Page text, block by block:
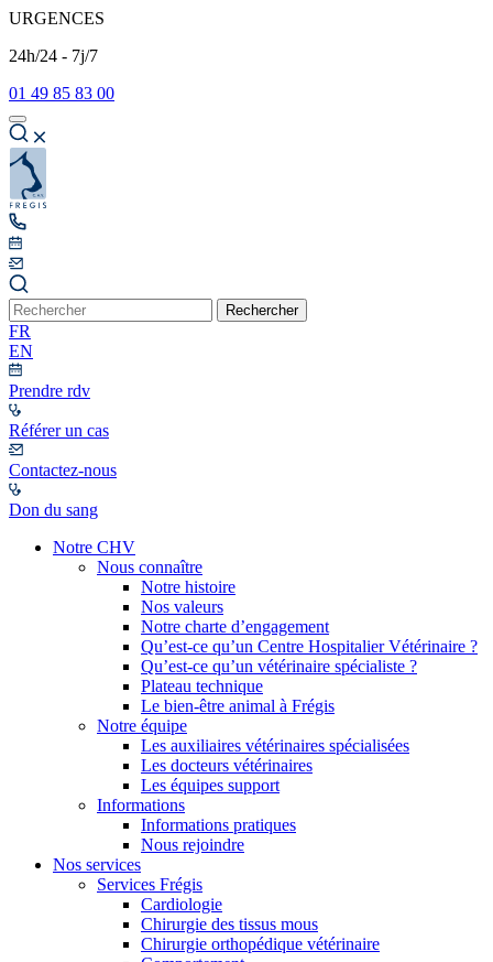
URGENCES
24h/24 - 7j/7
01 49 85 83 00
Rechercher
FR
EN
Prendre rdv
Référer un cas
Contactez-nous
Don du sang
Notre CHV
Nous connaître
Notre histoire
Nos valeurs
Notre charte d’engagement
Qu’est-ce qu’un Centre Hospitalier Vétérinaire ?
Qu’est-ce qu’un vétérinaire spécialiste ?
Plateau technique
Le bien-être animal à Frégis
Notre équipe
Les auxiliaires vétérinaires spécialisées
Les docteurs vétérinaires
Les équipes support
Informations
Informations pratiques
Nous rejoindre
Nos services
Services Frégis
Cardiologie
Chirurgie des tissus mous
Chirurgie orthopédique vétérinaire